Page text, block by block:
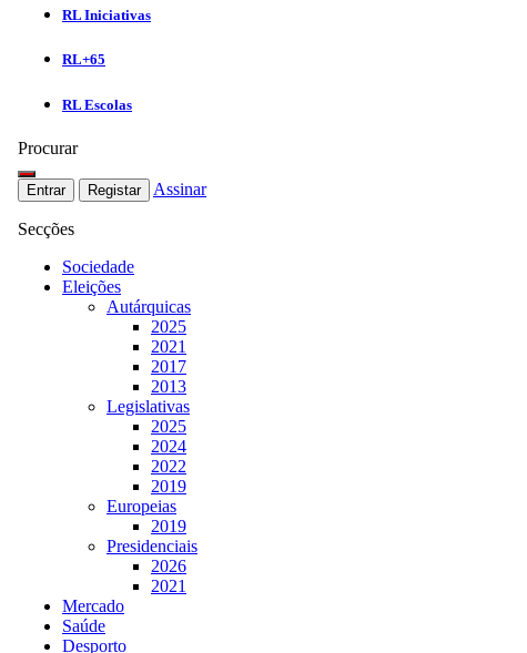
RL Iniciativas
RL+65
RL Escolas
Procurar
Entrar Registar Assinar
Secções
Sociedade
Eleições
Autárquicas
2025
2021
2017
2013
Legislativas
2025
2024
2022
2019
Europeias
2019
Presidenciais
2026
2021
Mercado
Saúde
Desporto